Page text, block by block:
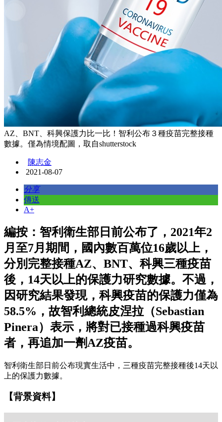
AZ、BNT、科興保護力比一比！智利公布３種疫苗完整接種
數據。僅為情境配圖，取自shutterstock
陳志金
2021-08-07
分享
傳送
A+
編按：智利衛生部日前公布了，2021年2
月至7月期間，國內數百萬位16歲以上，
分別完整接種AZ、BNT、科興三種疫苗
後，14天以上的保護力研究數據。不過，
因研究結果發現，科興疫苗的保護力僅為
58.5%，故智利總統皮涅拉（Sebastian
Pinera）表示，將對已接種過科興疫苗
者，再追加一劑AZ疫苗。
智利衛生部日前公布現實生活中，三種疫苗完整接種後14天以
上的保護力數據。
【背景資料】